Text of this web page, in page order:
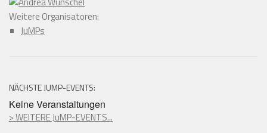
Weitere Organisatoren:
JuMPs
NÄCHSTE JUMP-EVENTS:
Keine Veranstaltungen
> WEITERE JuMP-EVENTS...